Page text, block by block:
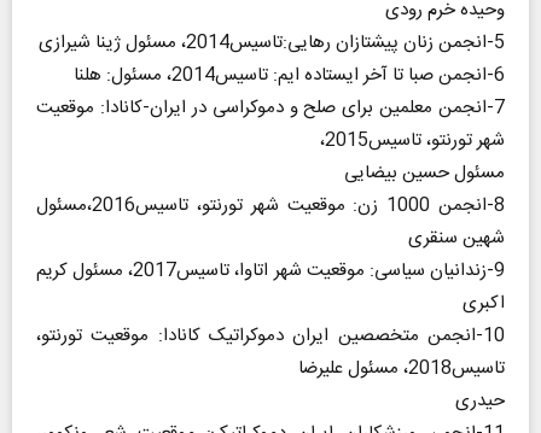
وحیده خرم رودی
5-انجمن زنان پیشتازان رهایی:تاسیس2014، مسئول ژینا شیرازی
6-انجمن صبا تا آخر ایستاده ایم: تاسیس2014، مسئول: هلنا
7-انجمن معلمین برای صلح و دموکراسی در ایران-کانادا: موقعیت
شهر تورنتو، تاسیس2015،
مسئول حسین بیضایی
8-انجمن 1000 زن: موقعیت شهر تورنتو، تاسیس2016،مسئول
شهین سنقری
9-زندانیان سیاسی: موقعیت شهر اتاوا، تاسیس2017، مسئول کریم
اکبری
10-انجمن متخصصین ایران دموکراتیک کانادا: موقعیت تورنتو،
تاسیس2018، مسئول علیرضا
حیدری